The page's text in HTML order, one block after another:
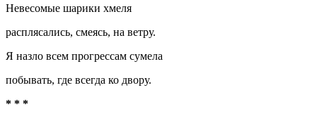
Невесомые шарики хмеля
расплясались, смеясь, на ветру.
Я назло всем прогрессам сумела
побывать, где всегда ко двору.
* * *